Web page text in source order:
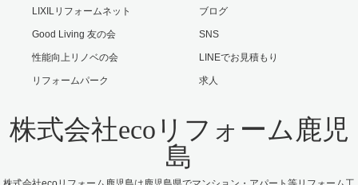
LIXILリフォームネット
Good Living 友の会
性能向上リノベの会
リフォームパーク
ブログ
SNS
LINEでお見積もり
求人
株式会社ecoリフォーム鹿児
島